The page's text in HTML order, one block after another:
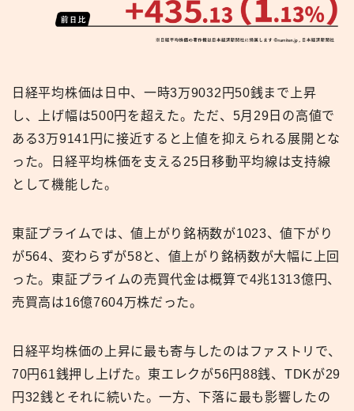
日経平均株価は日中、一時3万9032円50銭まで上昇
し、上げ幅は500円を超えた。ただ、5月29日の高値で
ある3万9141円に接近すると上値を抑えられる展開とな
った。日経平均株価を支える25日移動平均線は支持線
として機能した。
東証プライムでは、値上がり銘柄数が1023、値下がり
が564、変わらずが58と、値上がり銘柄数が大幅に上回
った。東証プライムの売買代金は概算で4兆1313億円、
売買高は16億7604万株だった。
日経平均株価の上昇に最も寄与したのはファストリで、
70円61銭押し上げた。東エレクが56円88銭、TDKが29
円32銭とそれに続いた。一方、下落に最も影響したの